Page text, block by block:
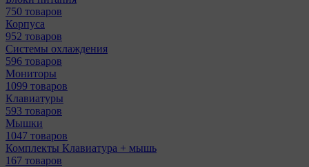
750 товаров
Корпуса
952 товаров
Системы охлаждения
596 товаров
Мониторы
1099 товаров
Клавиатуры
593 товаров
Мышки
1047 товаров
Комплекты Клавиатура + мышь
167 товаров